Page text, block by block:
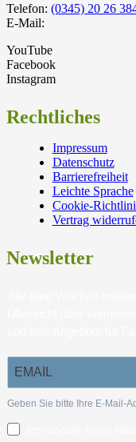
Telefon: (0345) 20 26
E-Mail:
YouTube
Facebook
Instagram
Rechtliches
Impressum
Datenschutz
Barrierefreiheit
Leichte Sprache
Cookie-
Vertrag
Newsletter
Geben Sie bitte Ihre E-Mail-